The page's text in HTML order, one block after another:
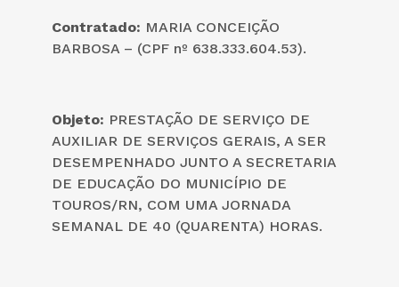
Contratado: MARIA CONCEIÇÃO
BARBOSA – (CPF nº 638.333.604.53).
Objeto: PRESTAÇÃO DE SERVIÇO DE
AUXILIAR DE SERVIÇOS GERAIS, A SER
DESEMPENHADO JUNTO A SECRETARIA
DE EDUCAÇÃO DO MUNICÍPIO DE
TOUROS/RN, COM UMA JORNADA
SEMANAL DE 40 (QUARENTA) HORAS.